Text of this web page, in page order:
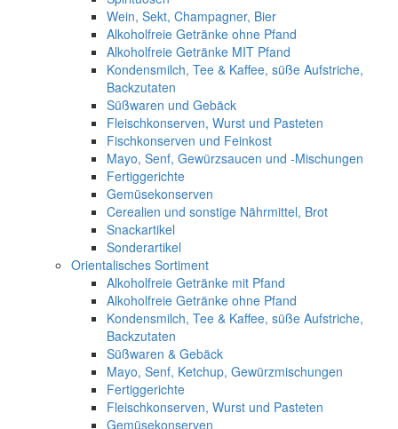
Wein, Sekt, Champagner, Bier
Alkoholfreie Getränke ohne Pfand
Alkoholfreie Getränke MIT Pfand
Kondensmilch, Tee & Kaffee, süße Aufstriche,
Backzutaten
Süßwaren und Gebäck
Fleischkonserven, Wurst und Pasteten
Fischkonserven und Feinkost
Mayo, Senf, Gewürzsaucen und -Mischungen
Fertiggerichte
Gemüsekonserven
Cerealien und sonstige Nährmittel, Brot
Snackartikel
Sonderartikel
Orientalisches Sortiment
Alkoholfreie Getränke mit Pfand
Alkoholfreie Getränke ohne Pfand
Kondensmilch, Tee & Kaffee, süße Aufstriche,
Backzutaten
Süßwaren & Gebäck
Mayo, Senf, Ketchup, Gewürzmischungen
Fertiggerichte
Fleischkonserven, Wurst und Pasteten
Gemüsekonserven